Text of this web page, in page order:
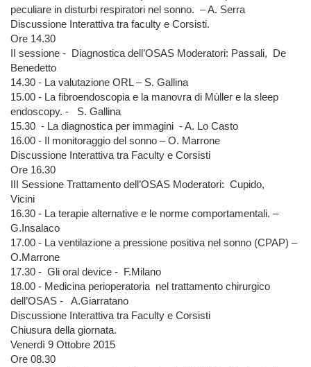
peculiare in disturbi respiratori nel sonno. – A. Serra
Discussione Interattiva tra faculty e Corsisti.
Ore 14.30
II sessione - Diagnostica dell’OSAS Moderatori: Passali, De
Benedetto
14.30 - La valutazione ORL – S. Gallina
15.00 - La fibroendoscopia e la manovra di Mùller e la sleep
endoscopy. - S. Gallina
15.30 - La diagnostica per immagini - A. Lo Casto
16.00 - Il monitoraggio del sonno – O. Marrone
Discussione Interattiva tra Faculty e Corsisti
Ore 16.30
III Sessione Trattamento dell’OSAS Moderatori: Cupido,
Vicini
16.30 - La terapie alternative e le norme comportamentali. –
G.Insalaco
17.00 - La ventilazione a pressione positiva nel sonno (CPAP) –
O.Marrone
17.30 - Gli oral device - F.Milano
18.00 - Medicina perioperatoria nel trattamento chirurgico
dell’OSAS - A.Giarratano
Discussione Interattiva tra Faculty e Corsisti
Chiusura della giornata.
Venerdì 9 Ottobre 2015
Ore 08.30